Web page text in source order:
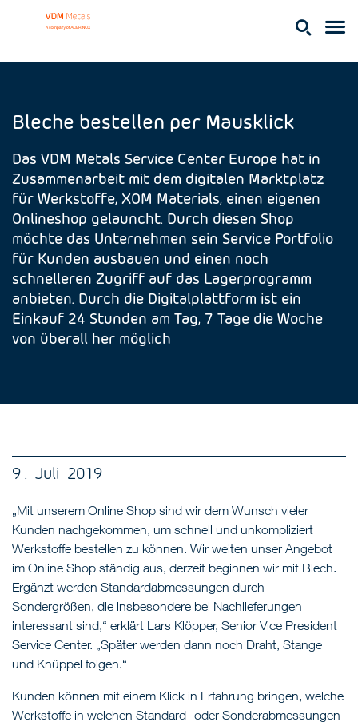
Bleche bestellen per Mausklick
Das VDM Metals Service Center Europe hat in
Zusammenarbeit mit dem digitalen Marktplatz
für Werkstoffe, XOM Materials, einen eigenen
Onlineshop gelauncht. Durch diesen Shop
möchte das Unternehmen sein Service Portfolio
für Kunden ausbauen und einen noch
schnelleren Zugriff auf das Lagerprogramm
anbieten. Durch die Digitalplattform ist ein
Einkauf 24 Stunden am Tag, 7 Tage die Woche
von überall her möglich
9 . Juli 2019
„Mit unserem Online Shop sind wir dem Wunsch vieler
Kunden nachgekommen, um schnell und unkompliziert
Werkstoffe bestellen zu können. Wir weiten unser Angebot
im Online Shop ständig aus, derzeit beginnen wir mit Blech.
Ergänzt werden Standardabmessungen durch
Sondergrößen, die insbesondere bei Nachlieferungen
interessant sind,“ erklärt Lars Klöpper, Senior Vice President
Service Center. „Später werden dann noch Draht, Stange
und Knüppel folgen.“
Kunden können mit einem Klick in Erfahrung bringen, welche
Werkstoffe in welchen Standard- oder Sonderabmessungen